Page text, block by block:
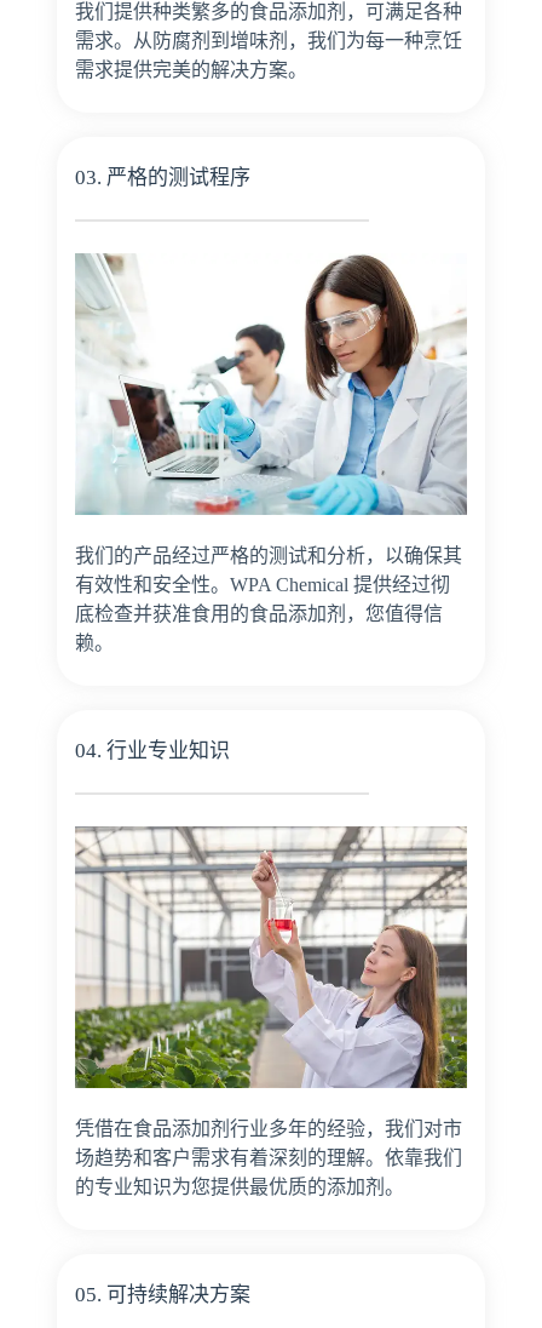
我们提供种类繁多的食品添加剂，可满足各种
需求。从防腐剂到增味剂，我们为每一种烹饪
需求提供完美的解决方案。
03. 严格的测试程序
我们的产品经过严格的测试和分析，以确保其
有效性和安全性。WPA Chemical 提供经过彻
底检查并获准食用的食品添加剂，您值得信
赖。
04. 行业专业知识
凭借在食品添加剂行业多年的经验，我们对市
场趋势和客户需求有着深刻的理解。依靠我们
的专业知识为您提供最优质的添加剂。
05. 可持续解决方案